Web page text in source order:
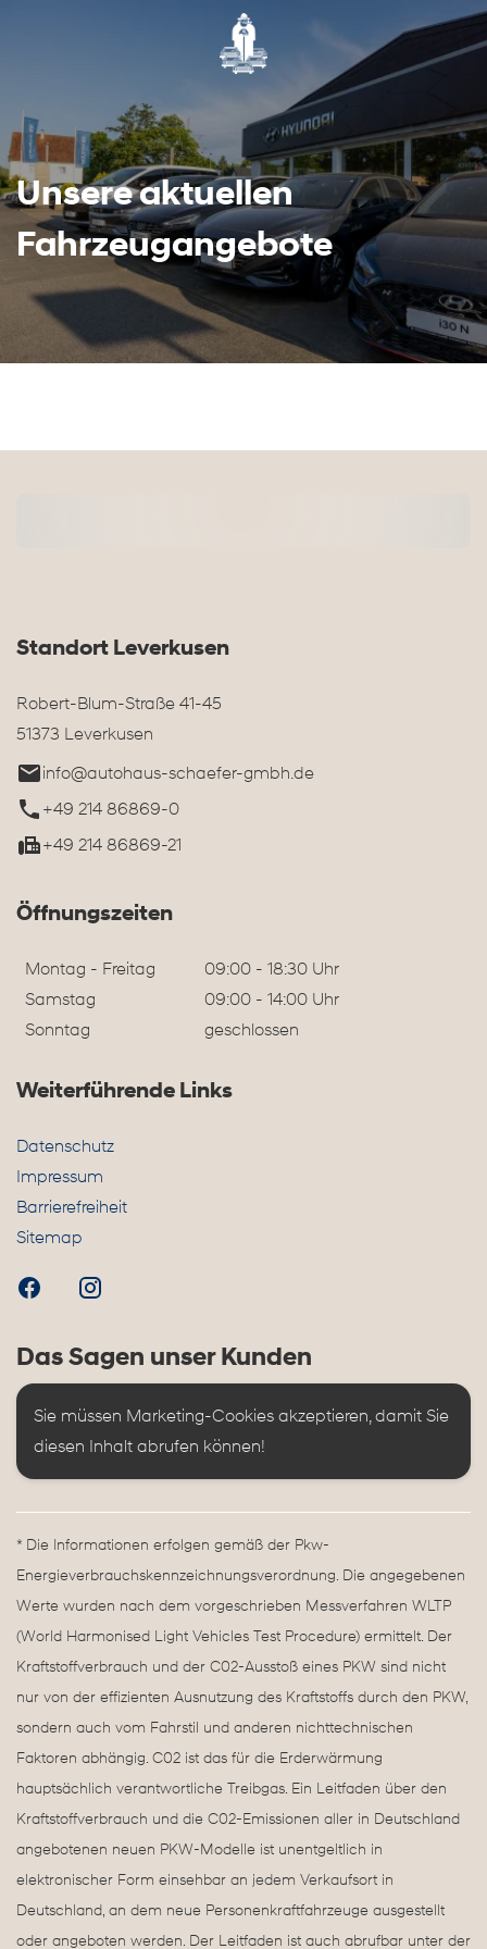
Unsere aktuellen
Fahrzeugangebote
Standort Leverkusen
Robert-Blum-Straße 41-45
51373 Leverkusen
info@autohaus-schaefer-gmbh.de
+49 214 86869-0
+49 214 86869-21
Öffnungszeiten
Montag - Freitag
09:00 - 18:30 Uhr
Samstag
09:00 - 14:00 Uhr
Sonntag
geschlossen
Weiterführende Links
Datenschutz
Impressum
Barrierefreiheit
Sitemap
Das Sagen unser Kunden
Sie müssen Marketing-Cookies akzeptieren, damit Sie
diesen Inhalt abrufen können!
* Die Informationen erfolgen gemäß der Pkw-
Energieverbrauchskennzeichnungsverordnung. Die angegebenen
Werte wurden nach dem vorgeschrieben Messverfahren WLTP
(World Harmonised Light Vehicles Test Procedure) ermittelt. Der
Kraftstoffverbrauch und der C02-Ausstoß eines PKW sind nicht
nur von der effizienten Ausnutzung des Kraftstoffs durch den PKW,
sondern auch vom Fahrstil und anderen nichttechnischen
Faktoren abhängig. C02 ist das für die Erderwärmung
hauptsächlich verantwortliche Treibgas. Ein Leitfaden über den
Kraftstoffverbrauch und die C02-Emissionen aller in Deutschland
angebotenen neuen PKW-Modelle ist unentgeltlich in
elektronischer Form einsehbar an jedem Verkaufsort in
Deutschland, an dem neue Personenkraftfahrzeuge ausgestellt
oder angeboten werden. Der Leitfaden ist auch abrufbar unter der